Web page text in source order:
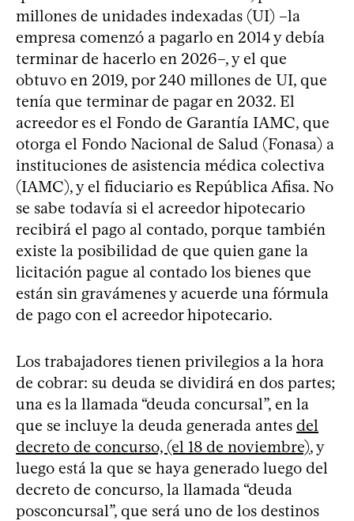
millones de unidades indexadas (UI) –la
empresa comenzó a pagarlo en 2014 y debía
terminar de hacerlo en 2026–, y el que
obtuvo en 2019, por 240 millones de UI, que
tenía que terminar de pagar en 2032. El
acreedor es el Fondo de Garantía IAMC, que
otorga el Fondo Nacional de Salud (Fonasa) a
instituciones de asistencia médica colectiva
(IAMC), y el fiduciario es República Afisa. No
se sabe todavía si el acreedor hipotecario
recibirá el pago al contado, porque también
existe la posibilidad de que quien gane la
licitación pague al contado los bienes que
están sin gravámenes y acuerde una fórmula
de pago con el acreedor hipotecario.
Los trabajadores tienen privilegios a la hora
de cobrar: su deuda se dividirá en dos partes;
una es la llamada “deuda concursal”, en la
que se incluye la deuda generada antes del
decreto de concurso, (el 18 de noviembre), y
luego está la que se haya generado luego del
decreto de concurso, la llamada “deuda
posconcursal”, que será uno de los destinos